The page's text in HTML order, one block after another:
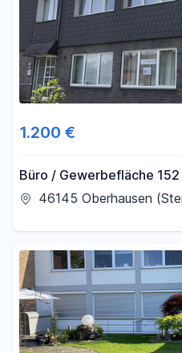
1.200 €
Büro / Gewerbefläche
möglich) in Oberhausen
46145 Oberhausen